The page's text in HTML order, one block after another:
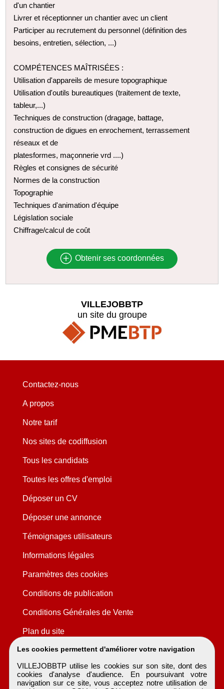
d'un chantier
Livrer et réceptionner un chantier avec un client
Participer au recrutement du personnel (définition des
besoins, entretien, sélection, ...)
COMPÉTENCES MAÎTRISÉES :
Utilisation d'appareils de mesure topographique
Utilisation d'outils bureautiques (traitement de texte,
tableur,...)
Techniques de construction (dragage, battage,
construction de digues en enrochement, terrassement
réseaux et de
plates­formes, maçonnerie vrd ....)
Règles et consignes de sécurité
Normes de la construction
Topographie
Techniques d'animation d'équipe
Législation sociale
Chiffrage/calcul de coût
Obtenir ses coordonnées
Les cookies permettent d'améliorer votre navigation
VILLEJOBBTP utilise les cookies sur son site, dont des
cookies d'analyse d'audience. En poursuivant votre
navigation sur ce site, vous acceptez notre utilisation de
VILLEJOBBTP
un site du groupe
Contactez-nous
A propos
Notre tarif
Nos sites de codiffusion
Tous les candidats
Toutes les offres d'emploi
Déposer un CV
Déposer une annonce
Témoignages utilisateurs
Informations légales
Paramètres des cookies
Conditions de publication
Conditions Générales de Vente
Plan du site